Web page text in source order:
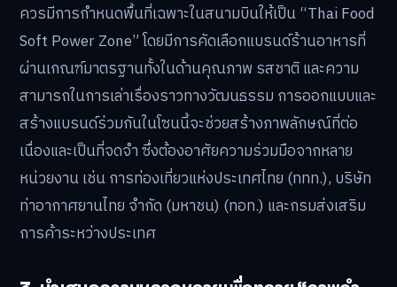
ควรมีการกำหนดพื้นที่เฉพาะในสนามบินให้เป็น “Thai Food
Soft Power Zone” โดยมีการคัดเลือกแบรนด์ร้านอาหารที่
ผ่านเกณฑ์มาตรฐานทั้งในด้านคุณภาพ รสชาติ และความ
สามารถในการเล่าเรื่องราวทางวัฒนธรรม การออกแบบและ
สร้างแบรนด์ร่วมกันในโซนนี้จะช่วยสร้างภาพลักษณ์ที่ต่อ
เนื่องและเป็นที่จดจำ ซึ่งต้องอาศัยความร่วมมือจากหลาย
หน่วยงาน เช่น การท่องเที่ยวแห่งประเทศไทย (ททท.), บริษัท
ท่าอากาศยานไทย จำกัด (มหาชน) (ทอท.) และกรมส่งเสริม
การค้าระหว่างประเทศ